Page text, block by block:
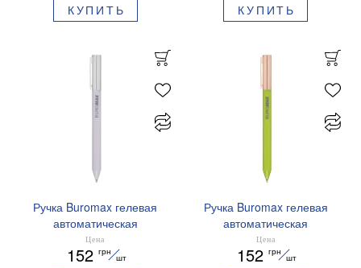
КУПИТЬ КУПИТЬ
Ручка Buromax гелевая
автоматическая
PRESTIGE SILVER 0,5 мм
синие чернила BM.83102
Цена
152 грн
шт
Ручка Buromax гелевая
автоматическая
PRESTIGE GOLD 0,5 мм
синие чернила BM.83101
Цена
152 грн
шт